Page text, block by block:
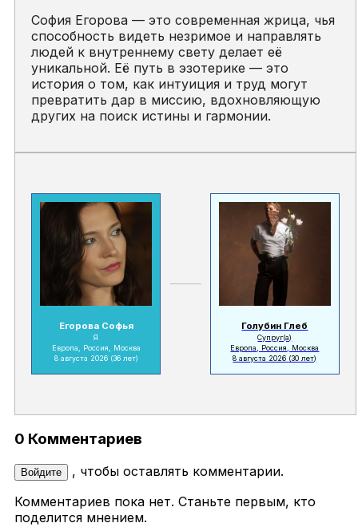
София Егорова — это современная жрица, чья
способность видеть незримое и направлять
людей к внутреннему свету делает её
уникальной. Её путь в эзотерике — это
история о том, как интуиция и труд могут
превратить дар в миссию, вдохновляющую
других на поиск истины и гармонии.
Егорова Софья
Я
Европа, Россия, Москва
8 августа 2026 (36 лет)
Голубин Глеб
Супруг(а)
Европа, Россия, Москва
8 августа 2026 (30 лет)
0 Комментариев
Войдите
, чтобы оставлять комментарии.
Комментариев пока нет. Станьте первым, кто
поделится мнением.